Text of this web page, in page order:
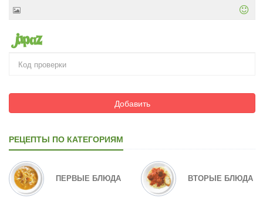
Добавить
РЕЦЕПТЫ ПО КАТЕГОРИЯМ
ПЕРВЫЕ БЛЮДА ВТОРЫЕ БЛЮДА